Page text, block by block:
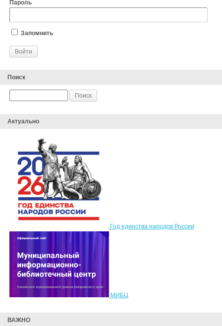
Пароль
Запомнить
Поиск
Актуально
Год единства народов России
МИБЦ
ВАЖНО